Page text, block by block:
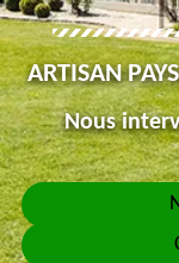
ARTISAN
Nous